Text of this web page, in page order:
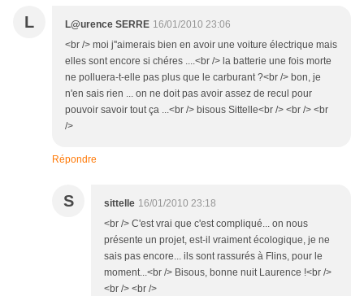
L L@urence SERRE 16/01/2010 23:06
<br /> moi j''aimerais bien en avoir une voiture électrique mais
elles sont encore si chéres ....<br /> la batterie une fois morte
ne polluera-t-elle pas plus que le carburant ?<br /> bon, je
n'en sais rien ... on ne doit pas avoir assez de recul pour
pouvoir savoir tout ça ...<br /> bisous Sittelle<br /> <br /> <br
/>
Répondre
S sittelle 16/01/2010 23:18
<br /> C'est vrai que c'est compliqué... on nous
présente un projet, est-il vraiment écologique, je ne
sais pas encore... ils sont rassurés à Flins, pour le
moment...<br /> Bisous, bonne nuit Laurence !<br />
<br /> <br />